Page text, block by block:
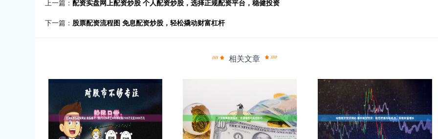
上一篇： 配资实盘网上配资炒股 个人配资炒股，选择正规配资平台，稳健投资
下一篇： 股票配资流程图 免息配资炒股，轻松撬动财富杠杆
相关文章